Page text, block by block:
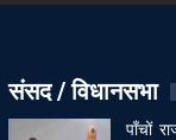
संसद / विधानसभा
पाँचों